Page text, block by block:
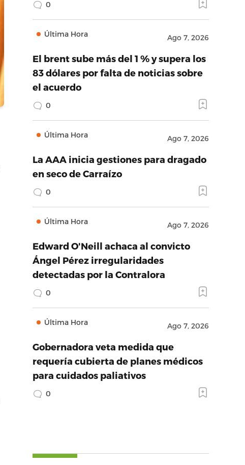
0
Última Hora Ago 7, 2026
El brent sube más del 1 % y supera los
83 dólares por falta de noticias sobre
el acuerdo
0
Última Hora Ago 7, 2026
La AAA inicia gestiones para dragado
en seco de Carraízo
0
Última Hora Ago 7, 2026
Edward O'Neill achaca al convicto
Ángel Pérez irregularidades
detectadas por la Contralora
0
Última Hora Ago 7, 2026
Gobernadora veta medida que
requería cubierta de planes médicos
para cuidados paliativos
0